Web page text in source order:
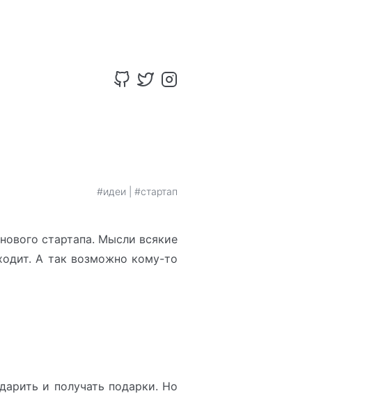
#идеи #стартап
стартапа. Мысли всякие
А так возможно кому-то
и получать подарки. Но